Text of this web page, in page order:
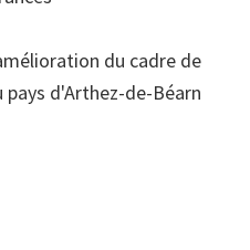
du cadre de
pays d'Arthez-de-Béarn